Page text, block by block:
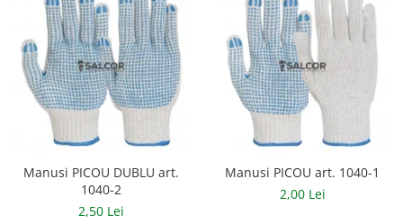
Manusi PICOU DUBLU art.
1040-2
2,50 Lei
Manusi PICOU art. 1040-1
2,00 Lei